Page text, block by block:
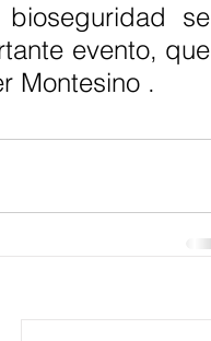
se
evento, que
Montesino .